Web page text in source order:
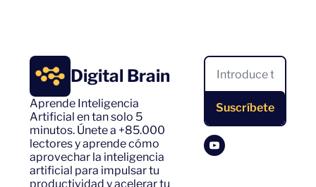
Digital Brain
Aprende Inteligencia
Artificial en tan solo 5
minutos. Únete a +85.000
lectores y aprende cómo
aprovechar la inteligencia
artificial para impulsar tu
productividad y acelerar tu
Suscríbete